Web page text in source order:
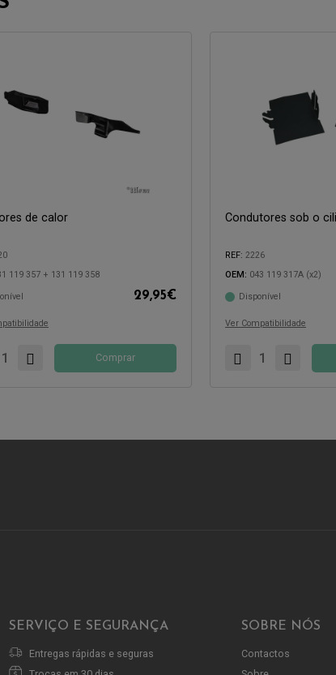
de calor
119 357 + 131 119 358
29,95€
com:
Comprar
Condutores sob o
REF: 2226
OEM: 043 119 317A (x2)
Disponível
Ver Compatibilidade
Compatível com:
SERVIÇO E SEGURANÇA
Entregas rápidas e seguras
SOBRE NÓS
Contactos